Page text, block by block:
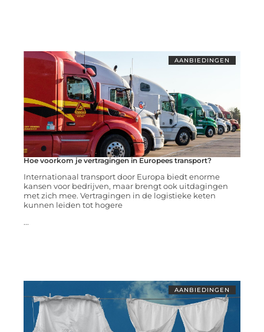
AANBIEDINGEN
Hoe voorkom je vertragingen in Europees transport?
Internationaal transport door Europa biedt enorme
kansen voor bedrijven, maar brengt ook uitdagingen
met zich mee. Vertragingen in de logistieke keten
kunnen leiden tot hogere
...
AANBIEDINGEN